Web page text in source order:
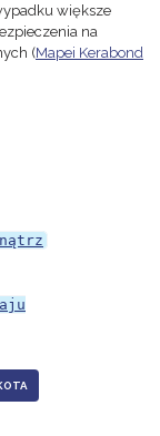
większe
na
(Mapei Kerabond